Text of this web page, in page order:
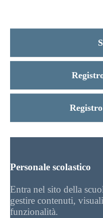
Personale scolastico
Entra nel sito della
gestire contenuti,
funzionalità.